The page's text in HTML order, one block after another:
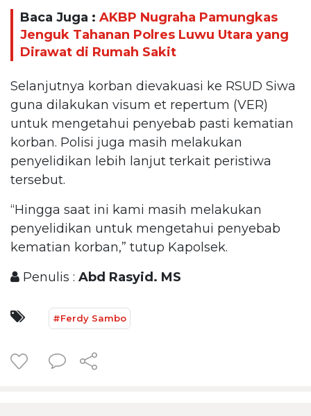
Baca Juga : AKBP Nugraha Pamungkas
Jenguk Tahanan Polres Luwu Utara yang
Dirawat di Rumah Sakit
Selanjutnya korban dievakuasi ke RSUD Siwa
guna dilakukan visum et repertum (VER)
untuk mengetahui penyebab pasti kematian
korban. Polisi juga masih melakukan
penyelidikan lebih lanjut terkait peristiwa
tersebut.
“Hingga saat ini kami masih melakukan
penyelidikan untuk mengetahui penyebab
kematian korban,” tutup Kapolsek.
Penulis : Abd Rasyid. MS
#Ferdy Sambo